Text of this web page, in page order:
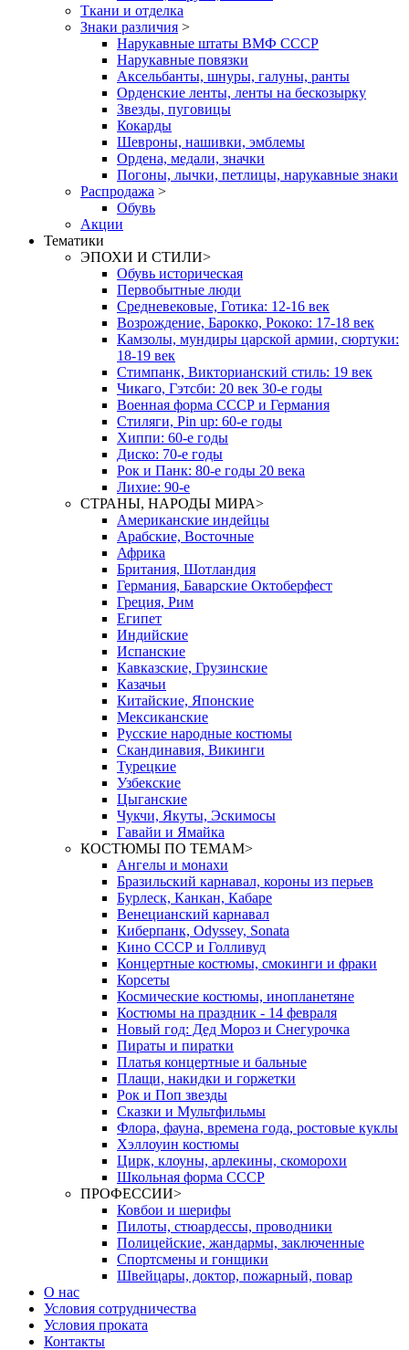
Ткани и отделка
Знаки различия >
Нарукавные штаты ВМФ СССР
Нарукавные повязки
Аксельбанты, шнуры, галуны, ранты
Орденские ленты, ленты на бескозырку
Звезды, пуговицы
Кокарды
Шевроны, нашивки, эмблемы
Ордена, медали, значки
Погоны, лычки, петлицы, нарукавные знаки
Распродажа >
Обувь
Акции
Тематики
ЭПОХИ И СТИЛИ>
Обувь историческая
Первобытные люди
Средневековые, Готика: 12-16 век
Возрождение, Барокко, Рококо: 17-18 век
Камзолы, мундиры царской армии, сюртуки:
18-19 век
Стимпанк, Викторианский стиль: 19 век
Чикаго, Гэтсби: 20 век 30-е годы
Военная форма СССР и Германия
Стиляги, Pin up: 60-е годы
Хиппи: 60-е годы
Диско: 70-е годы
Рок и Панк: 80-е годы 20 века
Лихие: 90-е
СТРАНЫ, НАРОДЫ МИРА>
Американские индейцы
Арабские, Восточные
Африка
Британия, Шотландия
Германия, Баварские Октоберфест
Греция, Рим
Египет
Индийские
Испанские
Кавказские, Грузинские
Казачьи
Китайские, Японские
Мексиканские
Русские народные костюмы
Скандинавия, Викинги
Турецкие
Узбекские
Цыганские
Чукчи, Якуты, Эскимосы
Гавайи и Ямайка
КОСТЮМЫ ПО ТЕМАМ>
Ангелы и монахи
Бразильский карнавал, короны из перьев
Бурлеск, Канкан, Кабаре
Венецианский карнавал
Киберпанк, Odyssey, Sonata
Кино СССР и Голливуд
Концертные костюмы, смокинги и фраки
Корсеты
Космические костюмы, инопланетяне
Костюмы на праздник - 14 февраля
Новый год: Дед Мороз и Снегурочка
Пираты и пиратки
Платья концертные и бальные
Плащи, накидки и горжетки
Рок и Поп звезды
Сказки и Мультфильмы
Флора, фауна, времена года, ростовые куклы
Хэллоуин костюмы
Цирк, клоуны, арлекины, скоморохи
Школьная форма СССР
ПРОФЕССИИ>
Ковбои и шерифы
Пилоты, стюардессы, проводники
Полицейские, жандармы, заключенные
Спортсмены и гонщики
Швейцары, доктор, пожарный, повар
О нас
Условия сотрудничества
Условия проката
Контакты